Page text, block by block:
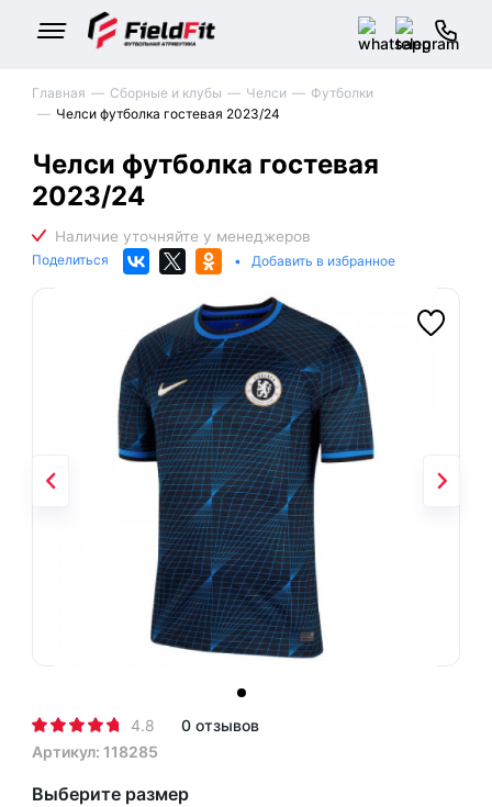
Главная Сборные и клубы Челси
Футболки
Челси футболка гостевая 2023/24
Челси футболка гостевая
2023/24
Поделиться • Добавить в избранное
4.8
0 отзывов
Артикул: 118285
Выберите размер